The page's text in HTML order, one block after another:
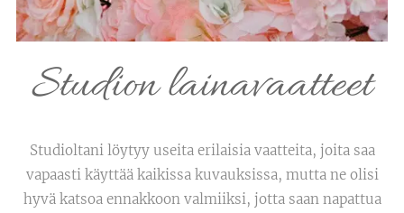
Studion lainavaatteet
Studioltani löytyy useita erilaisia vaatteita, joita saa
vapaasti käyttää kaikissa kuvauksissa, mutta ne olisi
hyvä katsoa ennakkoon valmiiksi, jotta saan napattua